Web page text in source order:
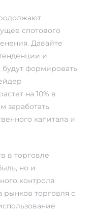
спотового
Давайте
и
будут формировать
на 10% в
заработать.
капитала и
в торговле
но и
контроля
торговля с